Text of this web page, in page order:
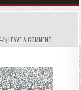
COMMENTS:
LEAVE A COMMENTON